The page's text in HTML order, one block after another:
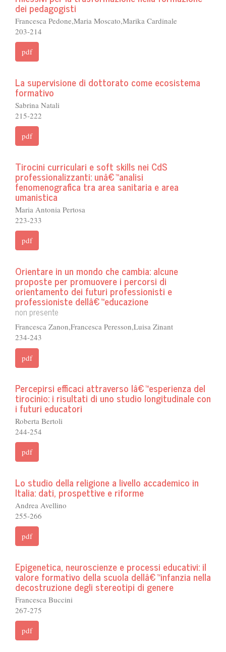
dei pedagogisti
Francesca Pedone,Maria Moscato,Marika Cardinale
203-214
pdf
La supervisione di dottorato come ecosistema
formativo
Sabrina Natali
215-222
pdf
Tirocini curriculari e soft skills nei CdS
professionalizzanti: unâ€™analisi
fenomenografica tra area sanitaria e area
umanistica
Maria Antonia Pertosa
223-233
pdf
Orientare in un mondo che cambia: alcune
proposte per promuovere i percorsi di
orientamento dei futuri professionisti e
professioniste dellâ€™educazione
non presente
Francesca Zanon,Francesca Peresson,Luisa Zinant
234-243
pdf
Percepirsi efficaci attraverso lâ€™esperienza del
tirocinio: i risultati di uno studio longitudinale con
i futuri educatori
Roberta Bertoli
244-254
pdf
Lo studio della religione a livello accademico in
Italia: dati, prospettive e riforme
Andrea Avellino
255-266
pdf
Epigenetica, neuroscienze e processi educativi: il
valore formativo della scuola dellâ€™infanzia nella
decostruzione degli stereotipi di genere
Francesca Buccini
267-275
pdf